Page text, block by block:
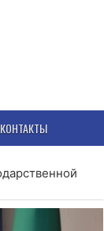
КОНТАКТЫ